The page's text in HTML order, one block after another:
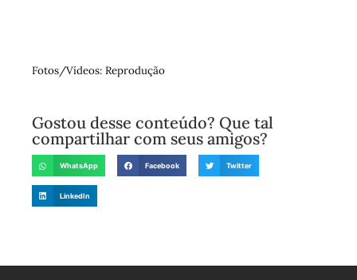
Fotos/Vídeos: Reprodução
Gostou desse conteúdo? Que tal
compartilhar com seus amigos?
WhatsApp Facebook Twitter
LinkedIn